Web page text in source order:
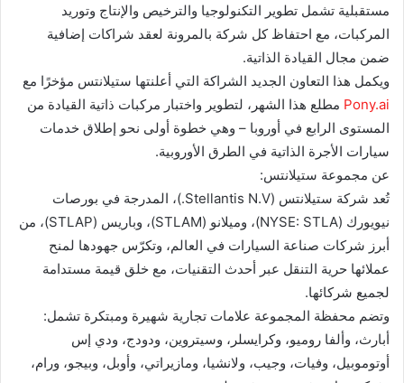
مستقبلية تشمل تطوير التكنولوجيا والترخيص والإنتاج وتوريد
المركبات، مع احتفاظ كل شركة بالمرونة لعقد شراكات إضافية
ضمن مجال القيادة الذاتية.
ويكمل هذا التعاون الجديد الشراكة التي أعلنتها ستيلانتس مؤخرًا مع
Pony.ai مطلع هذا الشهر، لتطوير واختبار مركبات ذاتية القيادة من
المستوى الرابع في أوروبا – وهي خطوة أولى نحو إطلاق خدمات
سيارات الأجرة الذاتية في الطرق الأوروبية.
عن مجموعة ستيلانتس:
تُعد شركة ستيلانتس (Stellantis N.V.)، المدرجة في بورصات
نيويورك (NYSE: STLA)، وميلانو (STLAM)، وباريس (STLAP)، من
أبرز شركات صناعة السيارات في العالم، وتكرّس جهودها لمنح
عملائها حرية التنقل عبر أحدث التقنيات، مع خلق قيمة مستدامة
لجميع شركائها.
وتضم محفظة المجموعة علامات تجارية شهيرة ومبتكرة تشمل:
أبارث، وألفا روميو، وكرايسلر، وسيتروين، ودودج، ودي إس
أوتوموبيل، وفيات، وجيب، ولانشيا، ومازيراتي، وأوبل، وبيجو، ورام،